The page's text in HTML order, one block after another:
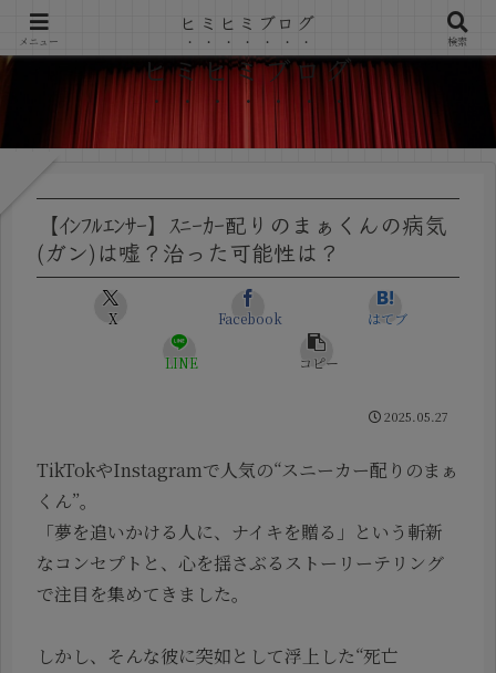
ヒミヒミブログ
【ｲﾝﾌﾙｴﾝｻｰ】ｽﾆｰｶｰ配りのまぁくんの病気
(ガン)は嘘？治った可能性は？
X Facebook はてブ
LINE コピー
2025.05.27
TikTokやInstagramで人気の“スニーカー配りのまぁ
くん”。
「夢を追いかける人に、ナイキを贈る」という斬新
なコンセプトと、心を揺さぶるストーリーテリング
で注目を集めてきました。
しかし、そんな彼に突如として浮上した“死亡
メニュー
ヒミヒミブログ
検索